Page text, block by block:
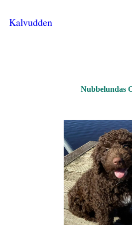
Kalvudden
Nubbelundas